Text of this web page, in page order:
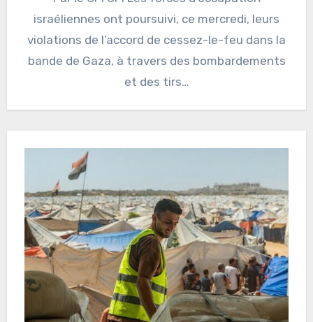
israéliennes ont poursuivi, ce mercredi, leurs
violations de l’accord de cessez-le-feu dans la
bande de Gaza, à travers des bombardements
et des tirs…